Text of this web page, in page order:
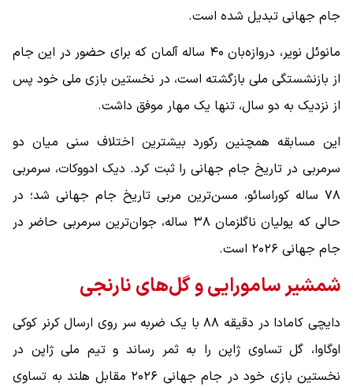
جام جهانی تبدیل شده است.
مانوئل نویر، دروازه‌بان ۴۰ ساله آلمان که برای حضور در این جام
از بازنشستگی ملی بازگشته است، در نخستین بازی ملی خود پس
از نزدیک به دو سال، تنها یک مهار موفق داشت.
این مسابقه همچنین رکورد بیشترین اختلاف سنی میان دو
سرمربی در تاریخ جام جهانی را ثبت کرد. دیک ادووکات، سرمربی
۷۸ ساله کوراسائو، مسن‌ترین مربی تاریخ جام جهانی شد؛ در
حالی که یولیان ناگلزمان ۳۸ ساله، جوان‌ترین سرمربی حاضر در
جام جهانی ۲۰۲۶ است.
شمشیر سامورایی و گل‌های نارنجی
دایچی کامادا در دقیقه ۸۸ با یک ضربه سر روی ارسال کرنر کوکی
اوگاوا، گل تساوی ژاپن را به ثمر رساند و تیم ملی ژاپن در
نخستین بازی خود در جام جهانی ۲۰۲۶ مقابل هلند به تساوی